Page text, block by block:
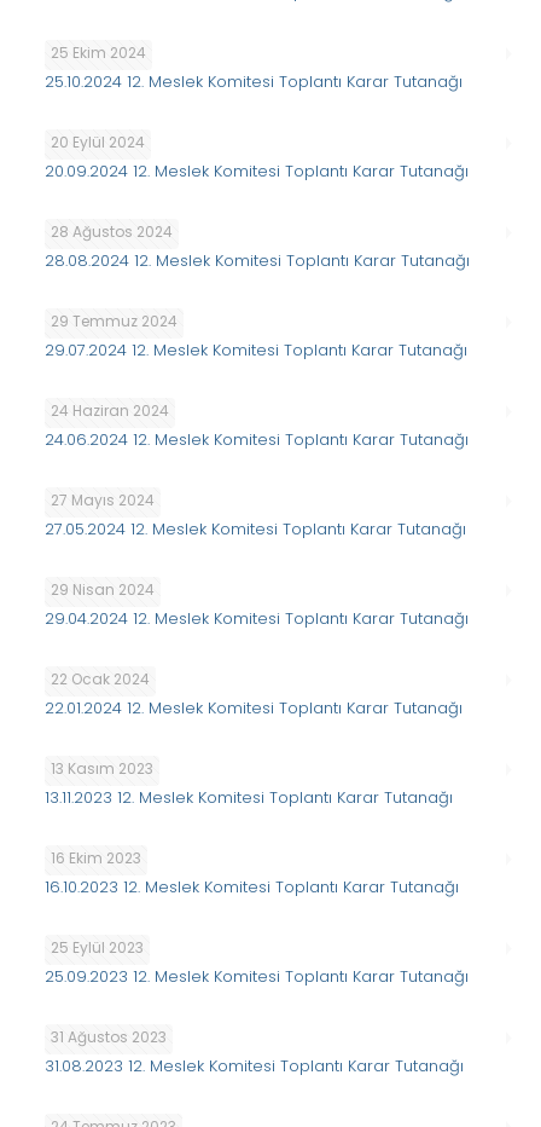
25 Ekim 2024
25.10.2024 12. Meslek Komitesi Toplantı Karar Tutanağı
20 Eylül 2024
20.09.2024 12. Meslek Komitesi Toplantı Karar Tutanağı
28 Ağustos 2024
28.08.2024 12. Meslek Komitesi Toplantı Karar Tutanağı
29 Temmuz 2024
29.07.2024 12. Meslek Komitesi Toplantı Karar Tutanağı
24 Haziran 2024
24.06.2024 12. Meslek Komitesi Toplantı Karar Tutanağı
27 Mayıs 2024
27.05.2024 12. Meslek Komitesi Toplantı Karar Tutanağı
29 Nisan 2024
29.04.2024 12. Meslek Komitesi Toplantı Karar Tutanağı
22 Ocak 2024
22.01.2024 12. Meslek Komitesi Toplantı Karar Tutanağı
13 Kasım 2023
13.11.2023 12. Meslek Komitesi Toplantı Karar Tutanağı
16 Ekim 2023
16.10.2023 12. Meslek Komitesi Toplantı Karar Tutanağı
25 Eylül 2023
25.09.2023 12. Meslek Komitesi Toplantı Karar Tutanağı
31 Ağustos 2023
31.08.2023 12. Meslek Komitesi Toplantı Karar Tutanağı